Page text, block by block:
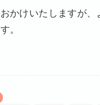
かけいたしますが、
。